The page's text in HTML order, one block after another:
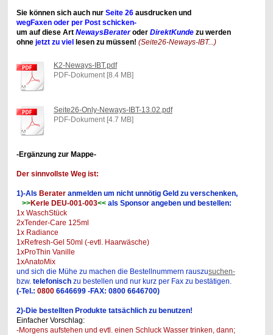
Sie können sich auch nur Seite 26 ausdrucken und
wegFaxen oder per Post schicken-
um auf diese Art NewaysBerateroder DirektKundezu werden
ohne jetzt zu viellesen zu müssen! (Seite26-Neways-IBT...)
K2-Neways-IBT.pdf
PDF-Dokument [8.4 MB]
Seite26-Only-Neways-IBT-13.02.pdf
PDF-Dokument [4.7 MB]
-Ergänzung zur Mappe-
Der sinnvollste Weg ist:
1)-Als Berateranmelden um nicht unnötig Geld zu verschenken,
>>Kerle DEU-001-003<<als Sponsor angeben und bestellen:
1x WaschStück
2xTender-Care 125ml
1x Radiance
1xRefresh-Gel 50ml (-evtl. Haarwäsche)
1xProThin Vanille
1xAnatoMix
und sich die Mühe zu machen die Bestellnummern rauszusuchen-
bzw. telefonischzu bestellen und nur kurz per Fax zu bestätigen.
(-Tel.: 08006646699 -FAX: 0800 6646700)
2)-Die bestellten Produkte tatsächlich zu benutzen!
Einfacher Vorschlag:
-Morgens aufstehen und evtl. einen Schluck Wasser trinken, dann;